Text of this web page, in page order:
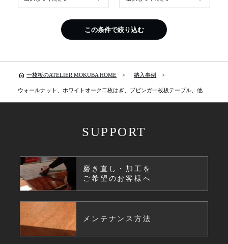
この条件で絞り込む
home 一枚板のATELIER MOKUBA HOME 納入事例
ウォールナット、ホワイトオーク二枚はぎ、ブビンガ一枚板テーブル、他
SUPPORT
磨き直し・加工を
ご希望のお客様へ
メンテナンス方法